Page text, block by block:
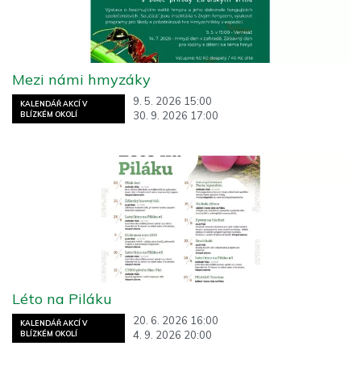
KALENDÁŘ AKCÍ V
BLÍZKÉM OKOLÍ
9. 5. 2026 15:00
30. 9. 2026 17:00
Mezi námi hmyzáky
KALENDÁŘ AKCÍ V
BLÍZKÉM OKOLÍ
20. 6. 2026 16:00
4. 9. 2026 20:00
Léto na Piláku